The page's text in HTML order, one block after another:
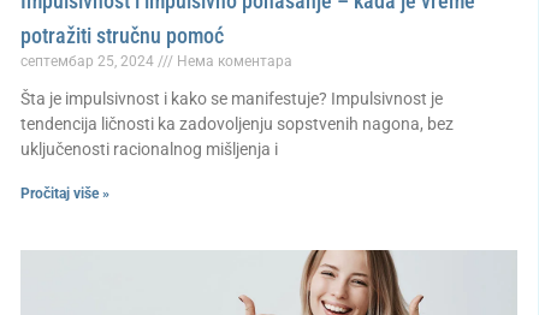
potražiti stručnu pomoć
септембар 25, 2024 Нема коментара
Šta je impulsivnost i kako se manifestuje? Impulsivnost je
tendencija ličnosti ka zadovoljenju sopstvenih nagona, bez
uključenosti racionalnog mišljenja i
Pročitaj više »